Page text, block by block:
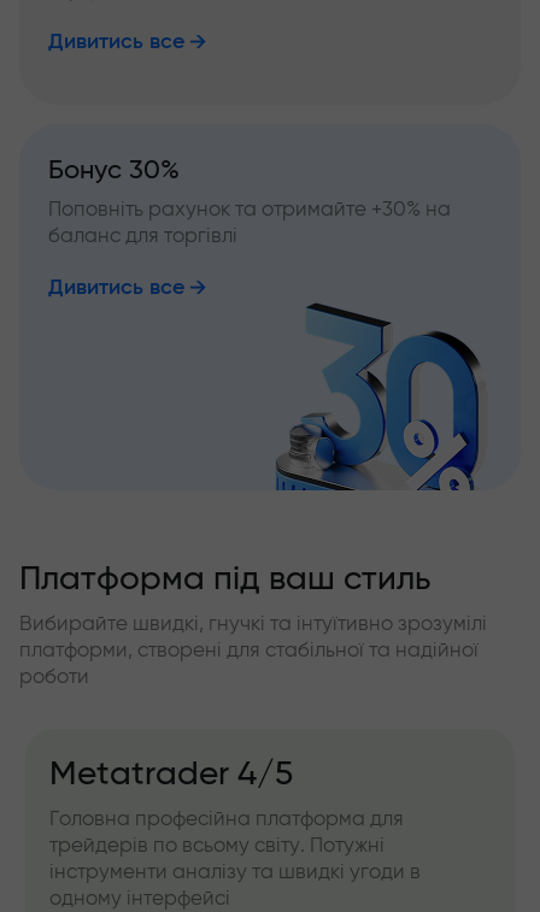
Дивитись все
Бонус 30%
Поповніть рахунок та отримайте +30% на
баланс для торгівлі
Дивитись все
Платформа під ваш стиль
Вибирайте швидкі, гнучкі та інтуїтивно зрозумілі
платформи, створені для стабільної та надійної
роботи
Metatrader 4/5
Головна професійна платформа для
трейдерів по всьому світу. Потужні
інструменти аналізу та швидкі угоди в
одному інтерфейсі